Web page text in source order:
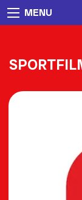
MENU